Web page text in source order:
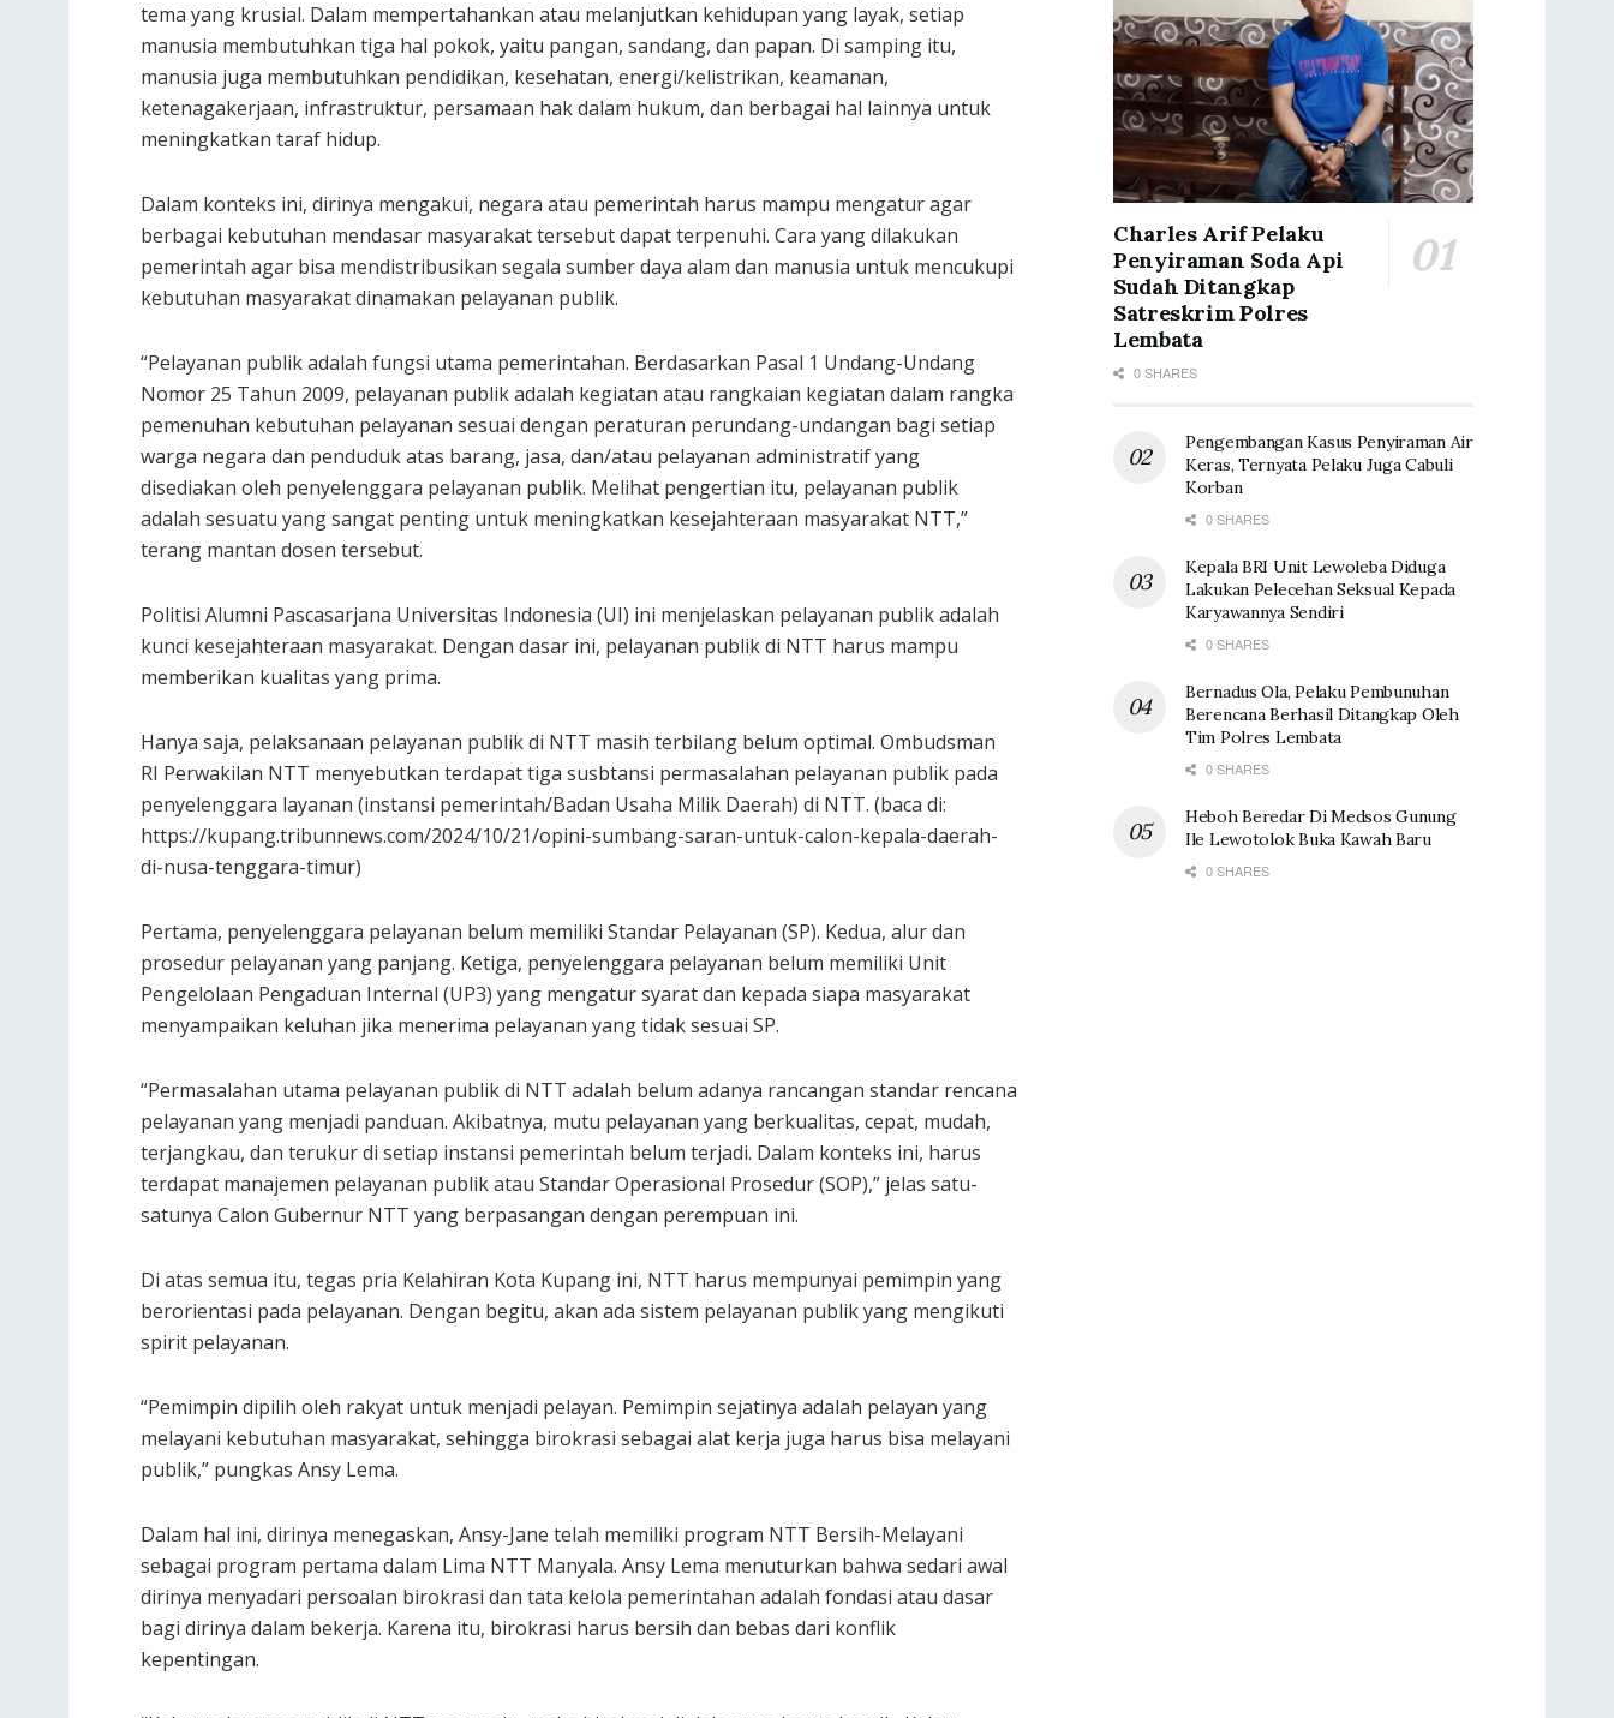
tema yang krusial. Dalam mempertahankan atau melanjutkan kehidupan yang layak, setiap
manusia membutuhkan tiga hal pokok, yaitu pangan, sandang, dan papan. Di samping itu,
manusia juga membutuhkan pendidikan, kesehatan, energi/kelistrikan, keamanan,
ketenagakerjaan, infrastruktur, persamaan hak dalam hukum, dan berbagai hal lainnya untuk
meningkatkan taraf hidup.
Dalam konteks ini, dirinya mengakui, negara atau pemerintah harus mampu mengatur agar
berbagai kebutuhan mendasar masyarakat tersebut dapat terpenuhi. Cara yang dilakukan
pemerintah agar bisa mendistribusikan segala sumber daya alam dan manusia untuk mencukupi
kebutuhan masyarakat dinamakan pelayanan publik.
“Pelayanan publik adalah fungsi utama pemerintahan. Berdasarkan Pasal 1 Undang-Undang
Nomor 25 Tahun 2009, pelayanan publik adalah kegiatan atau rangkaian kegiatan dalam rangka
pemenuhan kebutuhan pelayanan sesuai dengan peraturan perundang-undangan bagi setiap
warga negara dan penduduk atas barang, jasa, dan/atau pelayanan administratif yang
disediakan oleh penyelenggara pelayanan publik. Melihat pengertian itu, pelayanan publik
adalah sesuatu yang sangat penting untuk meningkatkan kesejahteraan masyarakat NTT,”
terang mantan dosen tersebut.
Politisi Alumni Pascasarjana Universitas Indonesia (UI) ini menjelaskan pelayanan publik adalah
kunci kesejahteraan masyarakat. Dengan dasar ini, pelayanan publik di NTT harus mampu
memberikan kualitas yang prima.
Hanya saja, pelaksanaan pelayanan publik di NTT masih terbilang belum optimal. Ombudsman
RI Perwakilan NTT menyebutkan terdapat tiga susbtansi permasalahan pelayanan publik pada
penyelenggara layanan (instansi pemerintah/Badan Usaha Milik Daerah) di NTT. (baca di:
https://kupang.tribunnews.com/2024/10/21/opini-sumbang-saran-untuk-calon-kepala-daerah-
di-nusa-tenggara-timur)
Pertama, penyelenggara pelayanan belum memiliki Standar Pelayanan (SP). Kedua, alur dan
prosedur pelayanan yang panjang. Ketiga, penyelenggara pelayanan belum memiliki Unit
Pengelolaan Pengaduan Internal (UP3) yang mengatur syarat dan kepada siapa masyarakat
menyampaikan keluhan jika menerima pelayanan yang tidak sesuai SP.
“Permasalahan utama pelayanan publik di NTT adalah belum adanya rancangan standar rencana
pelayanan yang menjadi panduan. Akibatnya, mutu pelayanan yang berkualitas, cepat, mudah,
terjangkau, dan terukur di setiap instansi pemerintah belum terjadi. Dalam konteks ini, harus
terdapat manajemen pelayanan publik atau Standar Operasional Prosedur (SOP),” jelas satu-
satunya Calon Gubernur NTT yang berpasangan dengan perempuan ini.
Di atas semua itu, tegas pria Kelahiran Kota Kupang ini, NTT harus mempunyai pemimpin yang
berorientasi pada pelayanan. Dengan begitu, akan ada sistem pelayanan publik yang mengikuti
spirit pelayanan.
“Pemimpin dipilih oleh rakyat untuk menjadi pelayan. Pemimpin sejatinya adalah pelayan yang
melayani kebutuhan masyarakat, sehingga birokrasi sebagai alat kerja juga harus bisa melayani
publik,” pungkas Ansy Lema.
Dalam hal ini, dirinya menegaskan, Ansy-Jane telah memiliki program NTT Bersih-Melayani
sebagai program pertama dalam Lima NTT Manyala. Ansy Lema menuturkan bahwa sedari awal
dirinya menyadari persoalan birokrasi dan tata kelola pemerintahan adalah fondasi atau dasar
bagi dirinya dalam bekerja. Karena itu, birokrasi harus bersih dan bebas dari konflik
kepentingan.
Charles Arif Pelaku
Penyiraman Soda Api
Sudah Ditangkap
Satreskrim Polres
Lembata
0 SHARES
Pengembangan Kasus Penyiraman Air
Keras, Ternyata Pelaku Juga Cabuli
Korban
0 SHARES
Kepala BRI Unit Lewoleba Diduga
Lakukan Pelecehan Seksual Kepada
Karyawannya Sendiri
0 SHARES
Bernadus Ola, Pelaku Pembunuhan
Berencana Berhasil Ditangkap Oleh
Tim Polres Lembata
0 SHARES
Heboh Beredar Di Medsos Gunung
Ile Lewotolok Buka Kawah Baru
0 SHARES